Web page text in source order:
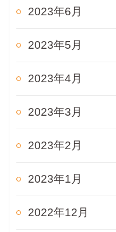
2023年6月
2023年5月
2023年4月
2023年3月
2023年2月
2023年1月
2022年12月